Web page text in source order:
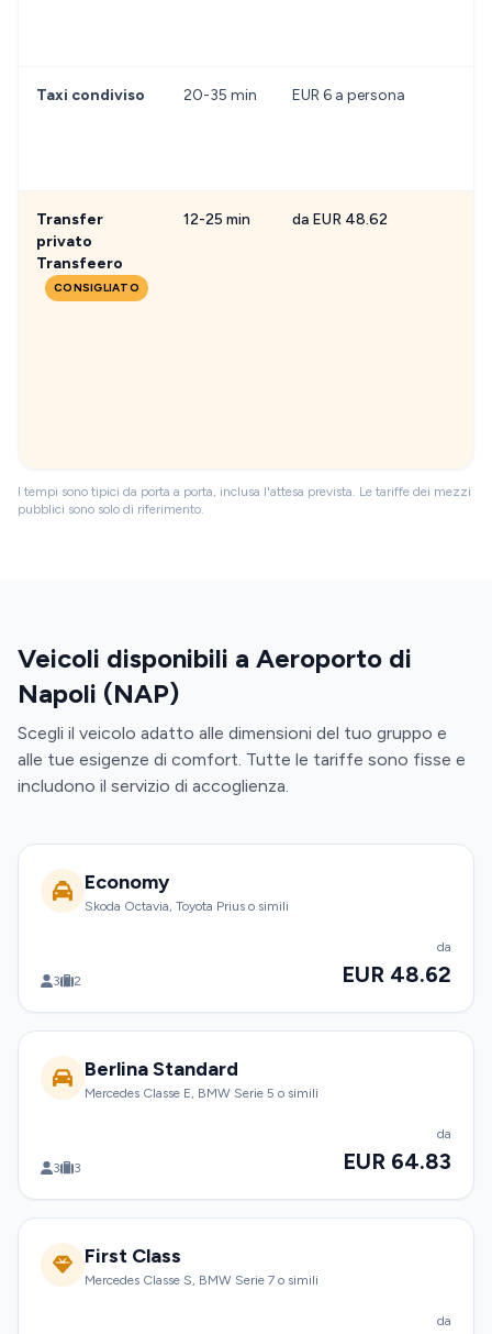
Taxi condiviso 20-35 min EUR 6 a persona
Transfer
privato
Transfeero
CONSIGLIATO
12-25 min da EUR 48.62
I tempi sono tipici da porta a porta, inclusa l'attesa prevista. Le tariffe dei mezzi
pubblici sono solo di riferimento.
Veicoli disponibili a Aeroporto di
Napoli (NAP)
Scegli il veicolo adatto alle dimensioni del tuo gruppo e
alle tue esigenze di comfort. Tutte le tariffe sono fisse e
includono il servizio di accoglienza.
Economy
Skoda Octavia, Toyota Prius o simili
3 2
da
EUR 48.62
Berlina Standard
Mercedes Classe E, BMW Serie 5 o simili
3 3
da
EUR 64.83
First Class
Mercedes Classe S, BMW Serie 7 o simili
da